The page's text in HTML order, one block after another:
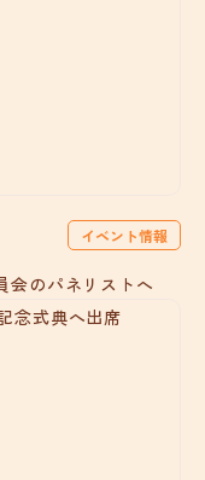
イベント情報
会のパネリストへ